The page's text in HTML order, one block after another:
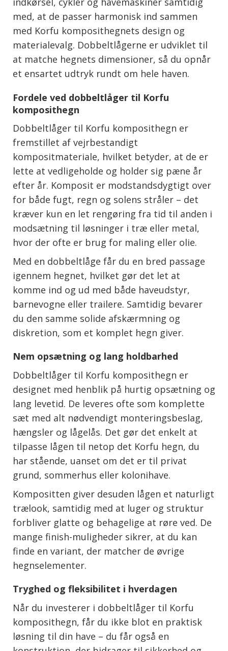
med, at de passer harmonisk ind sammen
med Korfu komposithegnets design og
materialevalg. Dobbeltlågerne er udviklet til
at matche hegnets dimensioner, så du opnår
et ensartet udtryk rundt om hele haven.
Fordele ved dobbeltlåger til Korfu
komposithegn
Dobbeltlåger til Korfu komposithegn er
fremstillet af vejrbestandigt
kompositmateriale, hvilket betyder, at de er
lette at vedligeholde og holder sig pæne år
efter år. Komposit er modstandsdygtigt over
for både fugt, regn og solens stråler – det
kræver kun en let rengøring fra tid til anden i
modsætning til løsninger i træ eller metal,
hvor der ofte er brug for maling eller olie.
Med en dobbeltlåge får du en bred passage
igennem hegnet, hvilket gør det let at
komme ind og ud med både haveudstyr,
barnevogne eller trailere. Samtidig bevarer
du den samme solide afskærmning og
diskretion, som et komplet hegn giver.
Nem opsætning og lang holdbarhed
Dobbeltlåger til Korfu komposithegn er
designet med henblik på hurtig opsætning og
lang levetid. De leveres ofte som komplette
sæt med alt nødvendigt monteringsbeslag,
hængsler og lågelås. Det gør det enkelt at
tilpasse lågen til netop det Korfu hegn, du
har stående, uanset om det er til privat
grund, sommerhus eller kolonihave.
Kompositten giver desuden lågen et naturligt
trælook, samtidig med at luger og struktur
forbliver glatte og behagelige at røre ved. De
mange finish-muligheder sikrer, at du kan
finde en variant, der matcher de øvrige
hegnselementer.
Tryghed og fleksibilitet i hverdagen
Når du investerer i dobbeltlåger til Korfu
komposithegn, får du ikke blot en praktisk
løsning til din have – du får også en